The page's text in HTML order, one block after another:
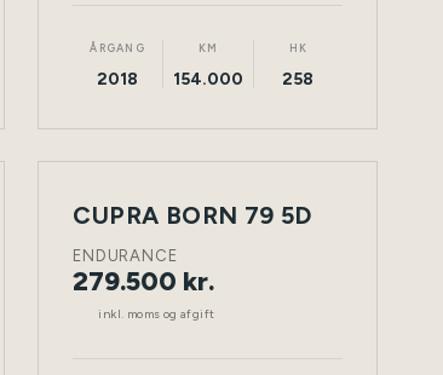
ÅRGANG
2018
KM
154.000
HK
258
NY
ELEKTRISK TØNDER
CUPRA BORN 79 5D
ENDURANCE
279.500 kr.
inkl. moms og afgift